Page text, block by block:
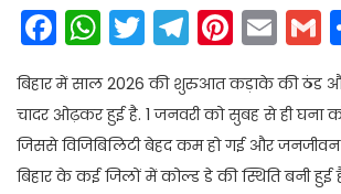
Facebook
WhatsApp
Twitter
बिहार में साल 2026 की शुरुआत कड़ाके की ठंड
चादर ओढ़कर हुई है. 1 जनवरी को सुबह से ही घना
जिससे विजिबिलिटी बेहद कम हो गई और जनजीवन
बिहार के कई जिलों में कोल्ड डे की स्थिति बनी हुई